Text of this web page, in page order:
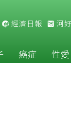
經濟日報 河
癌症 性愛